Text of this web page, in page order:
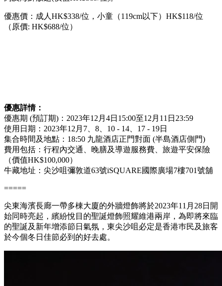
優惠價：成人HK$338/位，小童（119cm以下）HK$118/位
（原價: HK$688/位）
優惠詳情：
優惠期 (預訂期)：2023年12月4日15:00至12月11日23:59
使用日期：2023年12月7、8、10 - 14、17 - 19日
集合時間及地點：18:50 九龍酒店正門對面 (半島酒店側門)
費用包括：行程內交通、晚膳及導遊服務費、旅遊平安保險
（價值HK$100,000）
牛藏地址：尖沙咀彌敦道63號iSQUARE國際廣場7樓701號舖
=====
尖東海濱長廊一帶多棟大廈的外牆燈飾將於2023年11月28日開
始同時亮起，繽紛悅目的聖誕燈飾照耀維港兩岸，為即將來臨
的聖誕及新年增添節日氣氛，東尖沙咀必定是香港巿民及旅客
於今個冬日佳節必到的好去處。